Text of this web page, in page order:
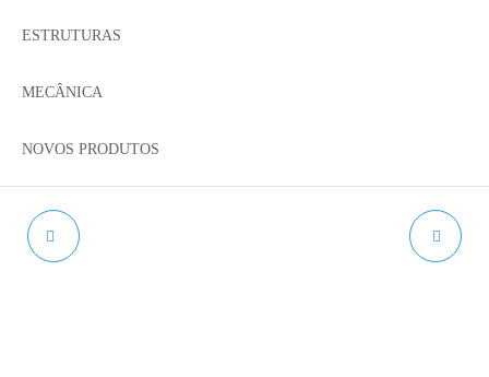
ESTRUTURAS
MECÂNICA
NOVOS PRODUTOS
TAMPA PARA PERFIL